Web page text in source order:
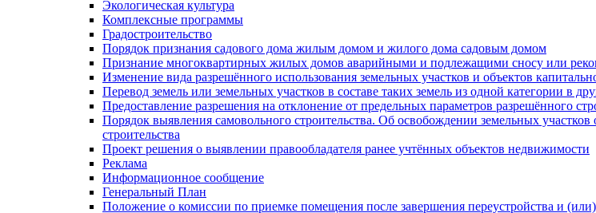
Экологическая культура
Комплексные программы
Градостроительство
Порядок признания садового дома жилым домом и жилого дома садовым домом
Признание многоквартирных жилых домов аварийными и подлежащими сносу или
Изменение вида разрешённого использования земельных участков и объектов
Перевод земель или земельных участков в составе таких земель из одной категории в
Предоставление разрешения на отклонение от предельных параметров разрешённого
Порядок выявления самовольного строительства. Об освобождении земельных
строительства
Проект решения о выявлении правообладателя ранее учтённых объектов недвижимости
Реклама
Информационное сообщение
Генеральный План
Положение о комиссии по приемке помещения после завершения переустройства и